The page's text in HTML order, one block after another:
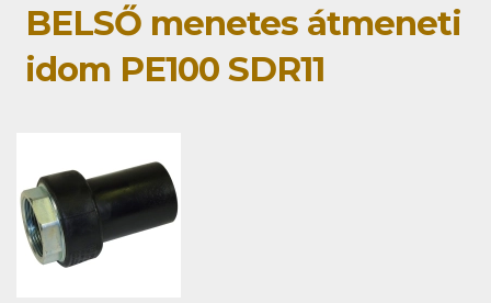
BELSŐ menetes átmeneti
idom PE100 SDR11